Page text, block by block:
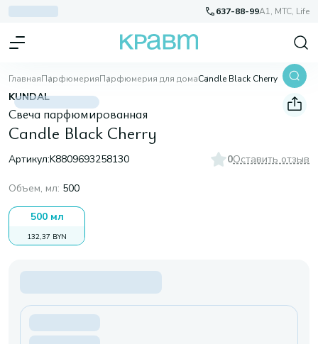
637-88-99A1, МТС, Life
ГлавнаяПарфюмерияПарфюмерия для домаCandle Black Cherry
KUNDAL
Свеча парфюмированная
Candle Black Cherry
Артикул:K8809693258130 0Оставить отзыв
Объем, мл: 500
500 мл
132,37 BYN